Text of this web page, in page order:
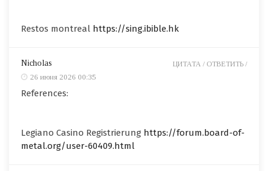
Restos montreal https://sing.ibible.hk
Nicholas
26 июня 2026 00:35
References:
Legiano Casino Registrierung https://forum.board-of-
metal.org/user-60409.html
ЦИТАТА / ОТВЕТИТЬ /